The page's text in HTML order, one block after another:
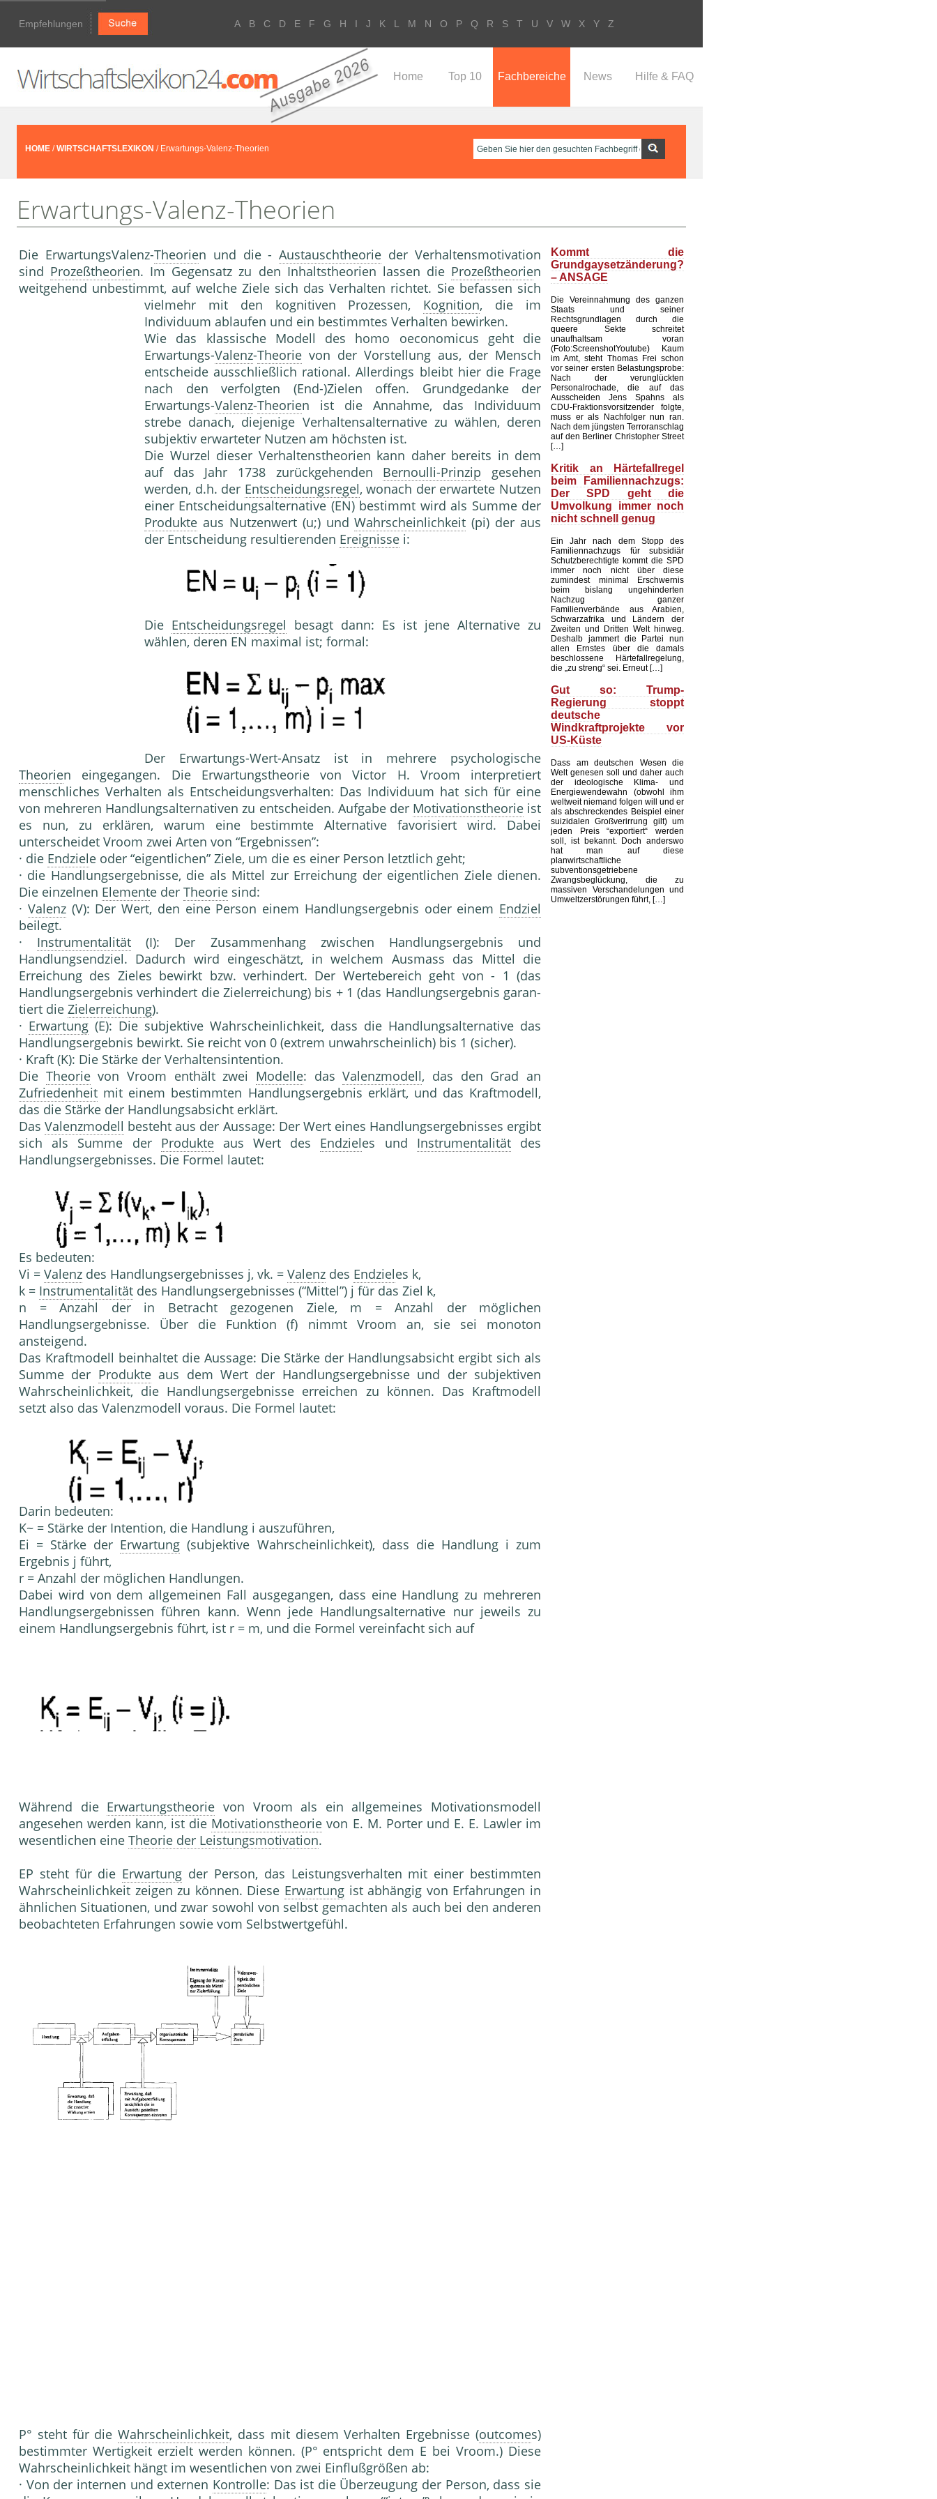
Empfehlungen A B C D E F G H I J K L M N O P Q R S T U V W X Y Z
Home Top 10 Fachbereiche News Hilfe & FAQ
HOME /WIRTSCHAFTSLEXIKON / Erwartungs-Valenz-Theorien
Erwartungs-Valenz-Theorien
Die Erwartungs­Valenz-Theorien und die -Austauschtheorie der Verhaltensmotivation
sind Prozeßtheorien. Im Gegensatz zu den Inhaltstheorien lassen die Prozeßtheorien
weitgehend unbestimmt, auf wel­che Ziele sich das Verhalten richtet. Sie befassen sich
vielmehr mit den kognitiven Prozessen, Kognition, die im
Individuum ablaufen und ein bestimmtes Verhalten bewirken.
Wie das klassische Modell des homo oecono­micus geht die
Erwartungs-Valenz-Theorie von der Vorstellung aus, der Mensch
entscheide aus­schließlich rational. Allerdings bleibt hier die Fra­ge
nach den verfolgten (End-)Zielen offen. Grundgedanke der
Erwartungs-Valenz-Theorien ist die Annahme, das Individuum
strebe danach, diejenige Verhaltensalternative zu wählen, deren
subjektiv erwarteter Nutzen am höchsten ist.
Die Wurzel dieser Verhaltenstheorien kann daher bereits in dem
auf das Jahr 1738 zurückgehen­den Bernoulli-Prinzip gesehen
werden, d.h. der Entscheidungsregel, wonach der erwarte­te Nutzen
einer Entscheidungsalternative (EN) bestimmt wird als Summe der
Produkte aus Nut­zenwert (u;) undWahrscheinlichkeit (pi) der aus
der Entscheidung resultierenden Ereignisse i:
Die Entscheidungsregel besagt dann: Es ist jene Alternative zu
wählen, deren EN maximal ist; for­mal:
Der Erwartungs-Wert-Ansatz ist in mehrere psy­chologische
Theorien eingegangen. Die Erwar­tungstheorie von Victor H. Vroom interpretiert
menschliches Verhalten als Entscheidungsver­halten: Das Individuum hat sich für eine
von meh­reren Handlungsalternativen zu entscheiden. Aufgabe der Motivationstheorieist
es nun, zu erklären, warum eine bestimmte Alternative favo­risiert wird. Dabei
unterscheidet Vroom zwei Ar­ten von “Ergebnissen”:
· die Endziele oder “eigentlichen” Ziele, um die es einer Person letztlich geht;
· die Handlungsergebnisse, die als Mittel zur Er­reichung der eigentlichen Ziele dienen.
Die einzelnen Elemente der Theorie sind:
· Valenz(V): Der Wert, den eine Person einem Handlungsergebnis oder einem Endziel
beilegt.
· Instrumentalität (I): Der Zusammenhang zwi­schen Handlungsergebnis und
Handlungsend­ziel. Dadurch wird eingeschätzt, in welchem Aus­mass das Mittel die
Erreichung des Zieles bewirkt bzw. verhindert. Der Wertebereich geht von - 1 (das
Handlungsergebnis verhindert die Zielerrei­chung) bis + 1 (das Handlungsergebnis garan­
tiert die Zielerreichung).
· Erwartung (E): Die subjektive Wahrscheinlich­keit, dass die Handlungsalternative das
Hand­lungsergebnis bewirkt. Sie reicht von 0 (extrem unwahrscheinlich) bis 1 (sicher).
· Kraft (K): Die Stärke der Verhaltensinten­tion.
Die Theorievon Vroom enthält zwei Modelle: dasValenzmodell, das den Grad an
Zufriedenheit mit einem bestimmten Handlungsergebnis erklärt, und das Kraftmodell,
das die Stärke der Hand­lungsabsicht erklärt.
DasValenzmodell besteht aus der Aussage: Der Wert eines Handlungsergebnisses ergibt
sich als Summe der Produkteaus Wert des Endzieles und Instrumentalitätdes
Handlungsergebnisses. Die Formel lautet:
Es bedeuten:
Vi = Valenz des Handlungsergebnisses j, vk. = Valenz des Endzieles k,
k = Instrumentalität des Handlungsergebnisses (“Mittel”) j für das Ziel k,
n = Anzahl der in Betracht gezogenen Ziele, m = Anzahl der möglichen
Handlungsergebnisse. Über die Funktion (f) nimmt Vroom an, sie sei monoton
ansteigend.
Das Kraftmodell beinhaltet die Aussage: Die Stärke der Handlungsabsicht ergibt sich als
Sum­me der Produkteaus dem Wert der Handlungser­gebnisse und der subjektiven
Wahrscheinlich­keit, die Handlungsergebnisse erreichen zu können. Das Kraftmodell
setzt also das Valenz­modell voraus. Die Formel lautet:
Darin bedeuten:
K~ = Stärke der Intention, die Handlung i aus­zuführen,
Ei = Stärke der Erwartung (subjektive Wahr­scheinlichkeit), dass die Handlung i zum
Ergebnis j führt,
r = Anzahl der möglichen Handlungen.
Dabei wird von dem allgemeinen Fall ausgegan­gen, dass eine Handlung zu mehreren
Hand­lungsergebnissen führen kann. Wenn jede Hand­lungsalternative nur jeweils zu
einem Handlungs­ergebnis führt, ist r = m, und die Formel verein­facht sich auf
Während die Erwartungstheorie von Vroom als ein allgemeines Motivationsmodell
angesehen werden kann, ist die Motivationstheorie von E. M. Porter und E. E. Lawler im
wesentlichen eine Theorie der Leistungsmotivation.
EP steht für die Erwartung der Person, das Lei­stungsverhalten mit einer bestimmten
Wahr­scheinlichkeit zeigen zu können. Diese Erwartung ist abhängig von Erfahrungen in
ähnlichen Situationen, und zwar sowohl von selbst ge­machten als auch bei den anderen
beobachteten Erfahrungen sowie vom Selbstwertgefühl.
P° steht für dieWahrscheinlichkeit, dass mit die­sem Verhalten Ergebnisse (outcomes)
bestimm­ter Wertigkeit erzielt werden können. (P° ent­spricht dem E bei Vroom.) Diese
Wahrscheinlich­keit hängt im wesentlichen von zwei Einfluß­größen ab:
· Von der internen und externen Kontrolle: Das ist die Überzeugung der Person, dass sie
Kommt die
Grundgaysetzänderung?
– ANSAGE
Die Vereinnahmung des ganzen
Staats und seiner
Rechtsgrundlagen durch die
queere Sekte schreitet
unaufhaltsam voran
(Foto:ScreenshotYoutube) Kaum
im Amt, steht Thomas Frei schon
vor seiner ersten Belastungsprobe:
Nach der verunglückten
Personalrochade, die auf das
Ausscheiden Jens Spahns als
CDU-Fraktionsvorsitzender folgte,
muss er als Nachfolger nun ran.
Nach dem jüngsten Terroranschlag
auf den Berliner Christopher Street
[…]
Kritik an Härtefallregel
beim Familiennachzugs:
Der SPD geht die
Umvolkung immer noch
nicht schnell genug
Ein Jahr nach dem Stopp des
Familiennachzugs für subsidiär
Schutzberechtigte kommt die SPD
immer noch nicht über diese
zumindest minimal Erschwernis
beim bislang ungehinderten
Nachzug ganzer
Familienverbände aus Arabien,
Schwarzafrika und Ländern der
Zweiten und Dritten Welt hinweg.
Deshalb jammert die Partei nun
allen Ernstes über die damals
beschlossene Härtefallregelung,
die „zu streng“ sei. Erneut […]
Gut so: Trump-
Regierung stoppt
deutsche
Windkraftprojekte vor
US-Küste
Dass am deutschen Wesen die
Welt genesen soll und daher auch
der ideologische Klima- und
Energiewendewahn (obwohl ihm
weltweit niemand folgen will und er
als abschreckendes Beispiel einer
suizidalen Großverirrung gilt) um
jeden Preis “exportiert“ werden
soll, ist bekannt. Doch anderswo
hat man auf diese
planwirtschaftliche
subventionsgetriebene
Zwangsbeglückung, die zu
massiven Verschandelungen und
Umweltzerstörungen führt, […]